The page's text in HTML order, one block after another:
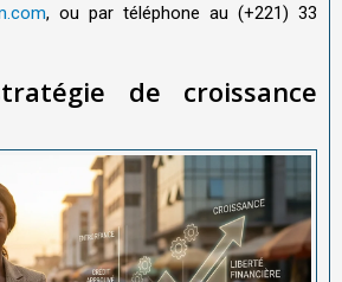
, ou par téléphone au (+221) 33
de croissance